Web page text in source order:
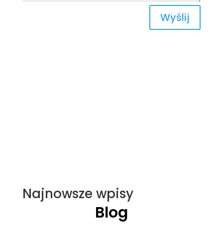
Wyślij
Najnowsze wpisy
Blog